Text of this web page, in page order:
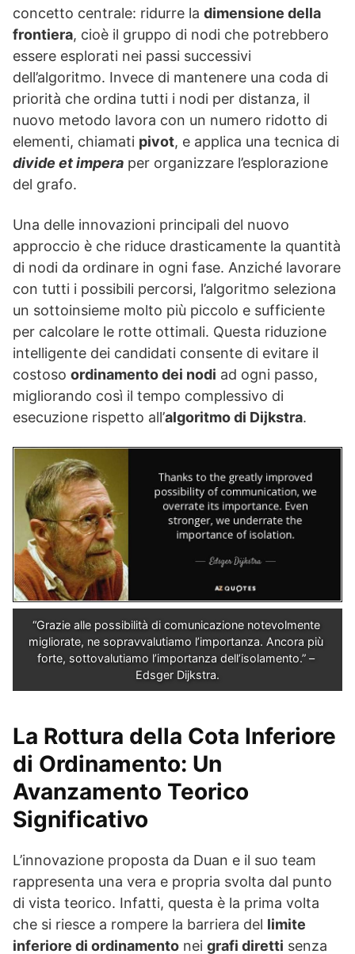
concetto centrale: ridurre la dimensione della
frontiera, cioè il gruppo di nodi che potrebbero
essere esplorati nei passi successivi
dell’algoritmo. Invece di mantenere una coda di
priorità che ordina tutti i nodi per distanza, il
nuovo metodo lavora con un numero ridotto di
elementi, chiamati pivot, e applica una tecnica di
divide et impera per organizzare l’esplorazione
del grafo.
Una delle innovazioni principali del nuovo
approccio è che riduce drasticamente la quantità
di nodi da ordinare in ogni fase. Anziché lavorare
con tutti i possibili percorsi, l’algoritmo seleziona
un sottoinsieme molto più piccolo e sufficiente
per calcolare le rotte ottimali. Questa riduzione
intelligente dei candidati consente di evitare il
costoso ordinamento dei nodi ad ogni passo,
migliorando così il tempo complessivo di
esecuzione rispetto all’algoritmo di Dijkstra.
“Grazie alle possibilità di comunicazione notevolmente
migliorate, ne sopravvalutiamo l’importanza. Ancora più
forte, sottovalutiamo l’importanza dell’isolamento.” –
Edsger Dijkstra.
La Rottura della Cota Inferiore
di Ordinamento: Un
Avanzamento Teorico
Significativo
L’innovazione proposta da Duan e il suo team
rappresenta una vera e propria svolta dal punto
di vista teorico. Infatti, questa è la prima volta
che si riesce a rompere la barriera del limite
inferiore di ordinamento nei grafi diretti senza